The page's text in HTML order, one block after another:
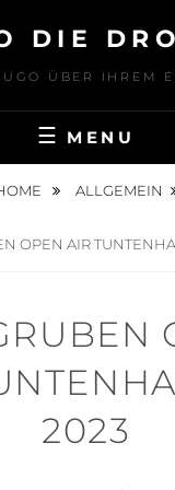
DIE
ÜBER IHREM
MENU
ALLGEMEIN
OPEN AIR
2023